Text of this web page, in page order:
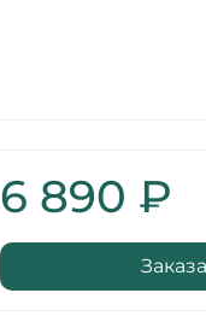
6 890 ₽